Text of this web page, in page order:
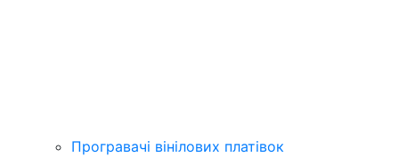
Програвачі вінілових платівок